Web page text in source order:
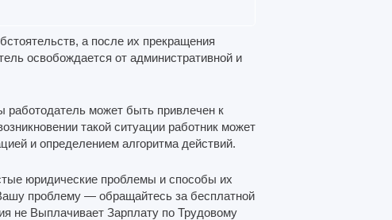
а после их прекращения
освобождается от административной и
работодатель может быть привлечен к
такой ситуации работник может
и определением алгоритма действий.
юридические проблемы и способы их
проблему — обращайтесь за бесплатной
не Выплачивает Зарплату по Трудовому